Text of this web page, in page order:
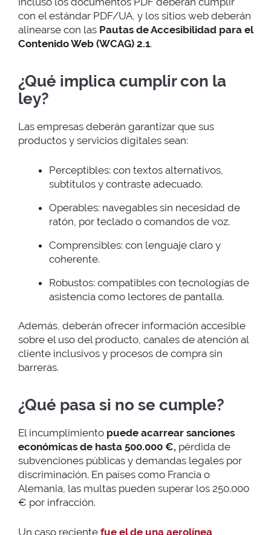
con el estándar PDF/UA, y los sitios web deberán
alinearse con las Pautas de Accesibilidad para el
Contenido Web (WCAG) 2.1.
¿Qué implica cumplir con la
ley?
Las empresas deberán garantizar que sus
productos y servicios digitales sean:
Perceptibles: con textos alternativos,
subtítulos y contraste adecuado.
Operables: navegables sin necesidad de
ratón, por teclado o comandos de voz.
Comprensibles: con lenguaje claro y
coherente.
Robustos: compatibles con tecnologías de
asistencia como lectores de pantalla.
Además, deberán ofrecer información accesible
sobre el uso del producto, canales de atención al
cliente inclusivos y procesos de compra sin
barreras.
¿Qué pasa si no se cumple?
El incumplimiento puede acarrear sanciones
económicas de hasta 500.000 €, pérdida de
subvenciones públicas y demandas legales por
discriminación. En países como Francia o
Alemania, las multas pueden superar los 250.000
€ por infracción.
Un caso reciente fue el de una aerolínea